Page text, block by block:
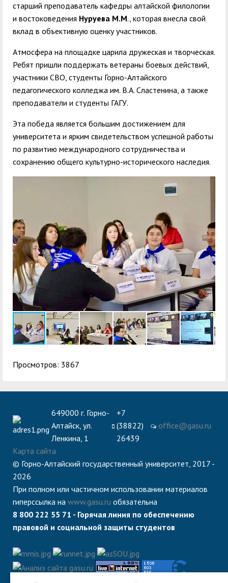
старший преподаватель кафедры алтайской филологии
и востоковедения Нуруева М.М., которая внесла свой
вклад в объективную оценку участников.
Атмосфера на площадке царила дружеская и творческая.
Ребят пришли поддержать ветераны боевых действий,
участники СВО, студенты Горно-Алтайского
педагогического колледжа им. В.А. Сластенина, а также
преподаватели и студенты ГАГУ.
Эта победа является большим достижением для
университета и ярким свидетельством успешной работы
по развитию международного сотрудничества и
сохранению общего культурно-исторического наследия.
Просмотров: 3867
649000 г. Горно-
Алтайск, ул.
Ленкина, 1
+7
(38822)
26439
office@gasu.ru
Карта сайта
© Горно-Алтайский государственный университет, 2017 -
2026
При полном или частичном использовании материалов
гиперссылка на www.gasu.ru обязательна
8 800 222 55 71 - Горячая линия по обеспечению
правовой и социальной защиты студентов